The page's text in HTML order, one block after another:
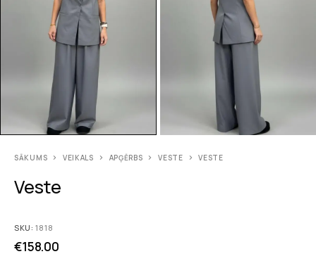
SĀKUMS VEIKALS APĢĒRBS VESTE VESTE
Veste
SKU:1818
€158.00